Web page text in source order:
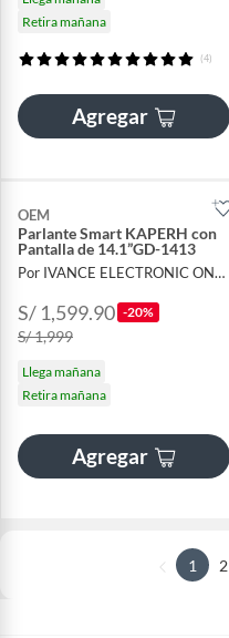
Retira mañana
(4)
Agregar
OEM
Parlante Smart KAPERH con
Pantalla de 14.1”GD-1413
Por IVANCE ELECTRONIC ONLINE
S/ 1,599.90 -20%
S/ 1,999
Llega mañana
Retira mañana
Agregar
1 2